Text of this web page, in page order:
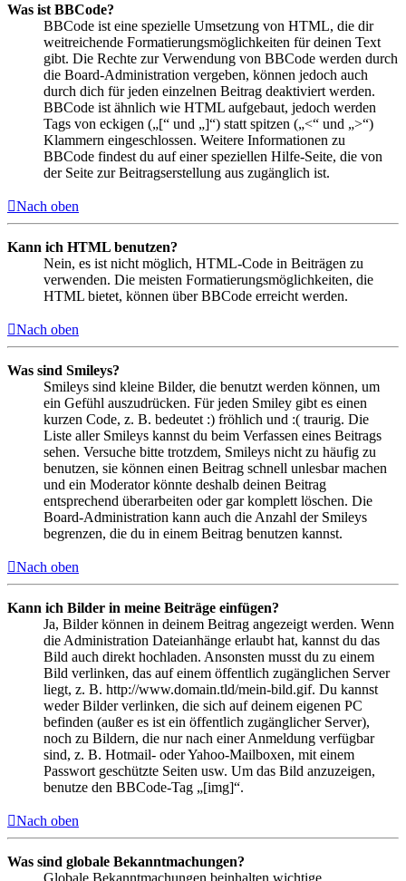
Was ist BBCode?
BBCode ist eine spezielle Umsetzung von HTML, die dir
weitreichende Formatierungsmöglichkeiten für deinen Text
gibt. Die Rechte zur Verwendung von BBCode werden durch
die Board-Administration vergeben, können jedoch auch
durch dich für jeden einzelnen Beitrag deaktiviert werden.
BBCode ist ähnlich wie HTML aufgebaut, jedoch werden
Tags von eckigen („[“ und „]“) statt spitzen („<“ und „>“)
Klammern eingeschlossen. Weitere Informationen zu
BBCode findest du auf einer speziellen Hilfe-Seite, die von
der Seite zur Beitragserstellung aus zugänglich ist.
Nach oben
Kann ich HTML benutzen?
Nein, es ist nicht möglich, HTML-Code in Beiträgen zu
verwenden. Die meisten Formatierungsmöglichkeiten, die
HTML bietet, können über BBCode erreicht werden.
Nach oben
Was sind Smileys?
Smileys sind kleine Bilder, die benutzt werden können, um
ein Gefühl auszudrücken. Für jeden Smiley gibt es einen
kurzen Code, z. B. bedeutet :) fröhlich und :( traurig. Die
Liste aller Smileys kannst du beim Verfassen eines Beitrags
sehen. Versuche bitte trotzdem, Smileys nicht zu häufig zu
benutzen, sie können einen Beitrag schnell unlesbar machen
und ein Moderator könnte deshalb deinen Beitrag
entsprechend überarbeiten oder gar komplett löschen. Die
Board-Administration kann auch die Anzahl der Smileys
begrenzen, die du in einem Beitrag benutzen kannst.
Nach oben
Kann ich Bilder in meine Beiträge einfügen?
Ja, Bilder können in deinem Beitrag angezeigt werden. Wenn
die Administration Dateianhänge erlaubt hat, kannst du das
Bild auch direkt hochladen. Ansonsten musst du zu einem
Bild verlinken, das auf einem öffentlich zugänglichen Server
liegt, z. B. http://www.domain.tld/mein-bild.gif. Du kannst
weder Bilder verlinken, die sich auf deinem eigenen PC
befinden (außer es ist ein öffentlich zugänglicher Server),
noch zu Bildern, die nur nach einer Anmeldung verfügbar
sind, z. B. Hotmail- oder Yahoo-Mailboxen, mit einem
Passwort geschützte Seiten usw. Um das Bild anzuzeigen,
benutze den BBCode-Tag „[img]“.
Nach oben
Was sind globale Bekanntmachungen?
Globale Bekanntmachungen beinhalten wichtige